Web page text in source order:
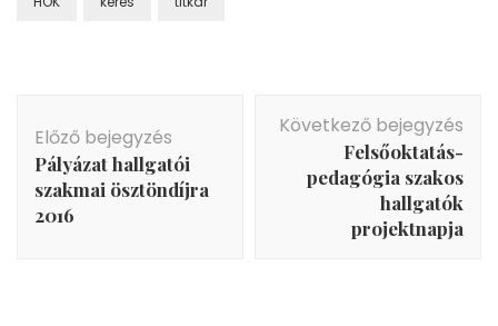
navigáció
Előző bejegyzés
Pályázat hallgatói
szakmai ösztöndíjra
2016
Következő bejegyzés
Felsőoktatás-
pedagógia szakos
hallgatók
projektnapja